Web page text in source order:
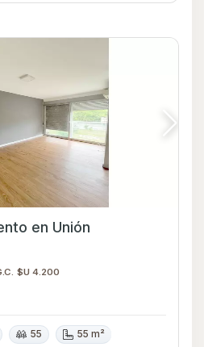
en Unión
$U 4.200
55 55 m²